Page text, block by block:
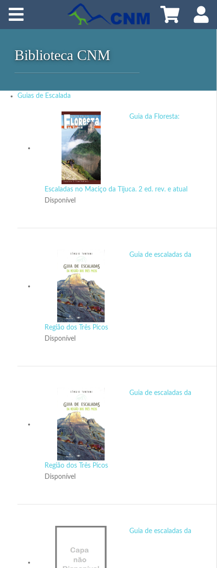
Programação
Croquiteca
Publicações
Meio Ambiente
Cursos
Espaço PESET
Espaço FEMERJ
Relacionamento
Loja CNM
Contato
Biblioteca CNM
Guias de Escalada
Guia da Floresta:
Escaladas no Maciço da Tijuca. 2 ed. rev. e atual
Disponível
Guia de escaladas da
Região dos Três Picos
Disponível
Guia de escaladas da
Região dos Três Picos
Disponível
Guia de escaladas da